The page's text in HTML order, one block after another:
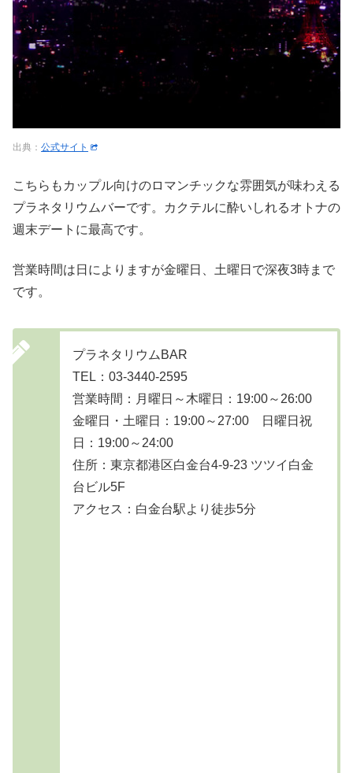
出典： 公式サイト
こちらもカップル向けのロマンチックな雰囲気が味わえる
プラネタリウムバーです。カクテルに酔いしれるオトナの
週末デートに最高です。
営業時間は日によりますが金曜日、土曜日で深夜3時まで
です。
プラネタリウムBAR
TEL：03-3440-2595
営業時間：月曜日～木曜日：19:00～26:00
金曜日・土曜日：19:00～27:00 日曜日祝
日：19:00～24:00
住所：東京都港区白金台4-9-23 ツツイ白金
台ビル5F
アクセス：白金台駅より徒歩5分